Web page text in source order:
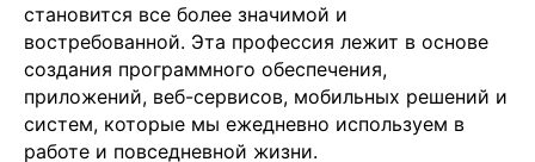
становится все более значимой и
востребованной. Эта профессия лежит в основе
создания программного обеспечения,
приложений, веб-сервисов, мобильных решений и
систем, которые мы ежедневно используем в
работе и повседневной жизни.